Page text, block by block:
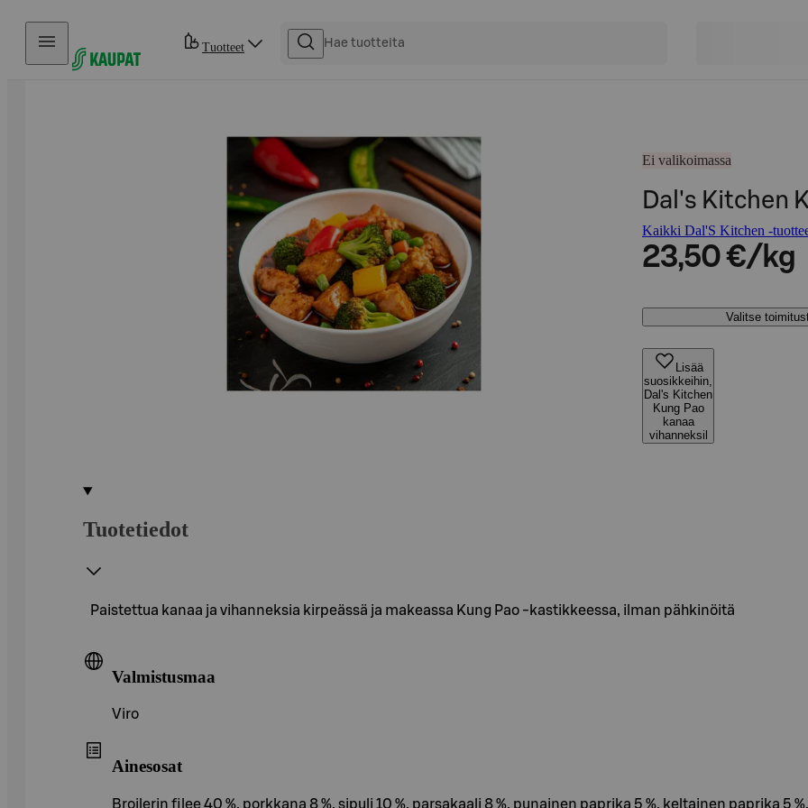
Hyppää sisältöön
Tuotteet
Ei valikoimassa
Dal's Kitchen
Kaikki Dal'S Kitchen -
23,50 €/kg
Valitse
Lisää
suosikkeihin,
Dal's Kitchen
Kung Pao
kanaa
vihanneksil
Tuotetiedot
Paistettua kanaa ja vihanneksia kirpeässä ja makeassa Kung Pao -kastikkeessa, ilman pähkinöitä
Valmistusmaa
Viro
Ainesosat
Broilerin filee 40 %, porkkana 8 %, sipuli 10 %, parsakaali 8 %, punainen paprika 5 %, keltainen paprika 5